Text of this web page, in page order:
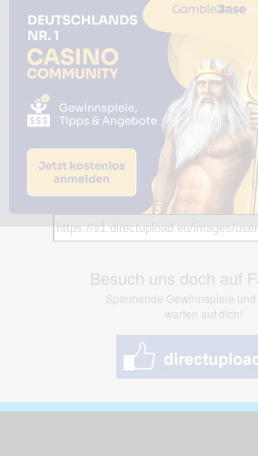
Share Links
HTML
BB Code
Besuch uns doch auf
Spannende Gewinnspiele
warten auf dich!